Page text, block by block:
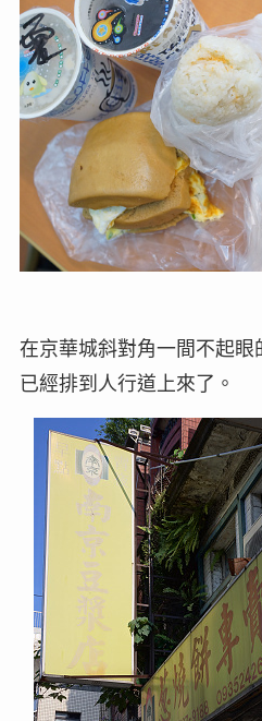
在京華城斜對角一間不起眼
已經排到人行道上來了。